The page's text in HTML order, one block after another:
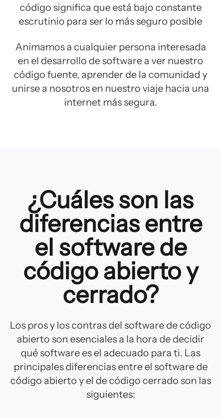
código significa que está bajo constante
escrutinio para ser lo más seguro posible
Animamos a cualquier persona interesada
en el desarrollo de software a ver nuestro
código fuente, aprender de la comunidad y
unirse a nosotros en nuestro viaje hacia una
internet más segura.
¿Cuáles son las
diferencias entre
el software de
código abierto y
cerrado?
Los pros y los contras del software de código
abierto son esenciales a la hora de decidir
qué software es el adecuado para ti. Las
principales diferencias entre el software de
código abierto y el de código cerrado son las
siguientes: